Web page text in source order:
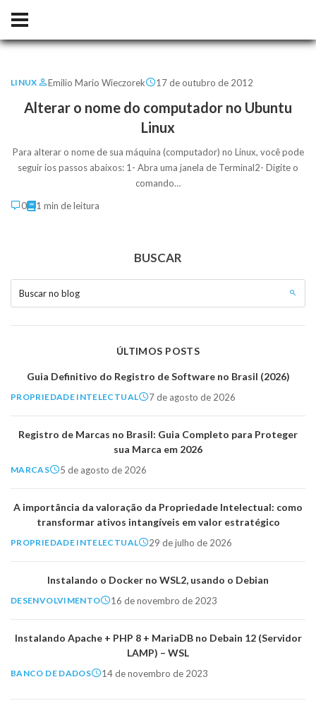
LINUX Emilio Mario Wieczorek 17 de outubro de 2012
Alterar o nome do computador no Ubuntu
Linux
Para alterar o nome de sua máquina (computador) no Linux, você pode
seguir ios passos abaixos: 1- Abra uma janela de Terminal2- Digite o
comando…
0
1 min de leitura
BUSCAR
Buscar no blog
ÚLTIMOS POSTS
Guia Definitivo do Registro de Software no Brasil (2026)
PROPRIEDADE INTELECTUAL 7 de agosto de 2026
Registro de Marcas no Brasil: Guia Completo para Proteger
sua Marca em 2026
MARCAS 5 de agosto de 2026
A importância da valoração da Propriedade Intelectual: como
transformar ativos intangíveis em valor estratégico
PROPRIEDADE INTELECTUAL 29 de julho de 2026
Instalando o Docker no WSL2, usando o Debian
DESENVOLVIMENTO 16 de novembro de 2023
Instalando Apache + PHP 8 + MariaDB no Debain 12 (Servidor
LAMP) – WSL
BANCO DE DADOS 14 de novembro de 2023